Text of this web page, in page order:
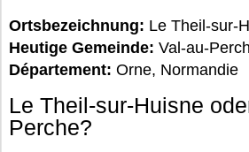
Ortsbezeichnung: Le Theil-sur-
Heutige Gemeinde: Val-au-
Département: Orne, Normandie
Le Theil-sur-Huisne
Perche?